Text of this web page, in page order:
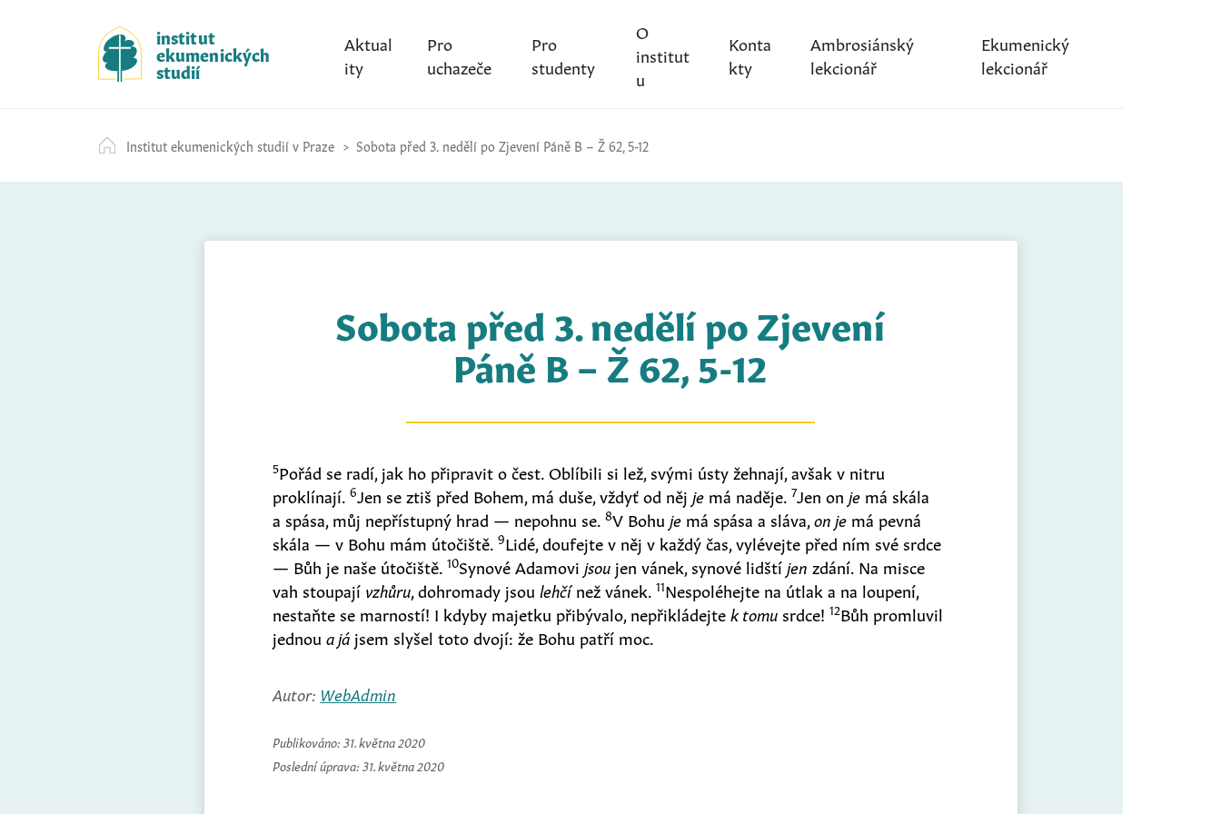
k
i
p
t
c
o
institut
ekumenických
studií
Aktual
ity
Pro
uchazeče
Pro
studenty
O
institut
u
Konta
kty
Ambrosiánský
lekcionář
Ekumenický
lekcionář
Institut ekumenických studií v Praze Sobota před 3. nedělí po Zjevení Páně B – Ž 62, 5-12
Sobota před 3. nedělí po Zjevení
Páně B – Ž 62, 5-12
5Pořád se radí, jak ho připravit o čest. Oblíbili si lež, svými ústy žehnají, avšak v nitru
proklínají.6Jen se ztiš před Bohem, má duše, vždyť od něj je má naděje.7Jen on je má skála
a spása, můj nepřístupný hrad — nepohnu se.8V Bohu je má spása a sláva,on je má pevná
skála — v Bohu mám útočiště.9Lidé, doufejte v něj v každý čas, vylévejte před ním své srdce
— Bůh je naše útočiště.10Synové Adamovi jsou jen vánek, synové lidští jen zdání. Na misce
vah stoupají vzhůru, dohromady jsou lehčínež vánek.11Nespoléhejte na útlak a na loupení,
nestaňte se marností! I kdyby majetku přibývalo, nepřikládejte k tomu srdce!12Bůh promluvil
jednoua já jsem slyšel toto dvojí: že Bohu patří moc.
Autor: WebAdmin
Publikováno: 31. května 2020
Poslední úprava: 31. května 2020